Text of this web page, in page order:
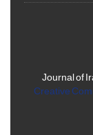
Journal of
Creative